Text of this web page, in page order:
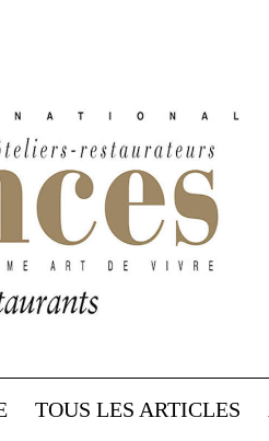
TOUS LES ARTICLES